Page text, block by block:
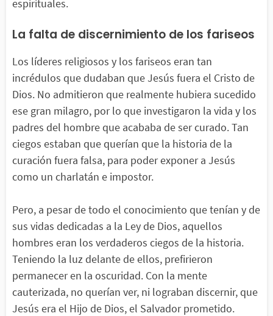
espirituales.
La falta de discernimiento de los fariseos
Los líderes religiosos y los fariseos eran tan
incrédulos que dudaban que Jesús fuera el Cristo de
Dios. No admitieron que realmente hubiera sucedido
ese gran milagro, por lo que investigaron la vida y los
padres del hombre que acababa de ser curado. Tan
ciegos estaban que querían que la historia de la
curación fuera falsa, para poder exponer a Jesús
como un charlatán e impostor.
Pero, a pesar de todo el conocimiento que tenían y de
sus vidas dedicadas a la Ley de Dios, aquellos
hombres eran los verdaderos ciegos de la historia.
Teniendo la luz delante de ellos, prefirieron
permanecer en la oscuridad. Con la mente
cauterizada, no querían ver, ni lograban discernir, que
Jesús era el Hijo de Dios, el Salvador prometido.